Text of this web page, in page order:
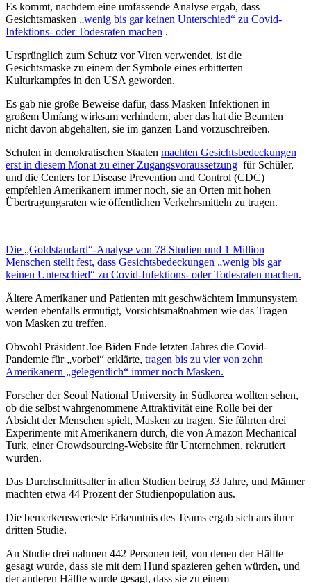
Es kommt, nachdem eine umfassende Analyse ergab, dass
Gesichtsmasken „wenig bis gar keinen Unterschied“ zu Covid-
Infektions- oder Todesraten machen .
Ursprünglich zum Schutz vor Viren verwendet, ist die
Gesichtsmaske zu einem der Symbole eines erbitterten
Kulturkampfes in den USA geworden.
Es gab nie große Beweise dafür, dass Masken Infektionen in
großem Umfang wirksam verhindern, aber das hat die Beamten
nicht davon abgehalten, sie im ganzen Land vorzuschreiben.
Schulen in demokratischen Staaten machten Gesichtsbedeckungen
erst in diesem Monat zu einer Zugangsvoraussetzung für Schüler,
und die Centers for Disease Prevention and Control (CDC)
empfehlen Amerikanern immer noch, sie an Orten mit hohen
Übertragungsraten wie öffentlichen Verkehrsmitteln zu tragen.
Die „Goldstandard“-Analyse von 78 Studien und 1 Million
Menschen stellt fest, dass Gesichtsbedeckungen „wenig bis gar
keinen Unterschied“ zu Covid-Infektions- oder Todesraten machen.
Ältere Amerikaner und Patienten mit geschwächtem Immunsystem
werden ebenfalls ermutigt, Vorsichtsmaßnahmen wie das Tragen
von Masken zu treffen.
Obwohl Präsident Joe Biden Ende letzten Jahres die Covid-
Pandemie für „vorbei“ erklärte, tragen bis zu vier von zehn
Amerikanern „gelegentlich“ immer noch Masken.
Forscher der Seoul National University in Südkorea wollten sehen,
ob die selbst wahrgenommene Attraktivität eine Rolle bei der
Absicht der Menschen spielt, Masken zu tragen. Sie führten drei
Experimente mit Amerikanern durch, die von Amazon Mechanical
Turk, einer Crowdsourcing-Website für Unternehmen, rekrutiert
wurden.
Das Durchschnittsalter in allen Studien betrug 33 Jahre, und Männer
machten etwa 44 Prozent der Studienpopulation aus.
Die bemerkenswerteste Erkenntnis des Teams ergab sich aus ihrer
dritten Studie.
An Studie drei nahmen 442 Personen teil, von denen der Hälfte
gesagt wurde, dass sie mit dem Hund spazieren gehen würden, und
der anderen Hälfte wurde gesagt, dass sie zu einem